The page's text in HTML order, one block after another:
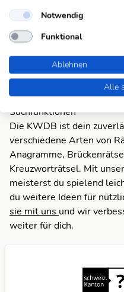
unwandelbar
widerstandsfähig
Suchfunktionen
Die KWDB ist dein
verschiedene Arten von
Anagramme,
Kreuzworträtsel. Mit
meisterst du spielend
du weitere Ideen für
sie mit uns und wir
weiter für dich.
Notwendig
Funktional
Ablehnen
Alle